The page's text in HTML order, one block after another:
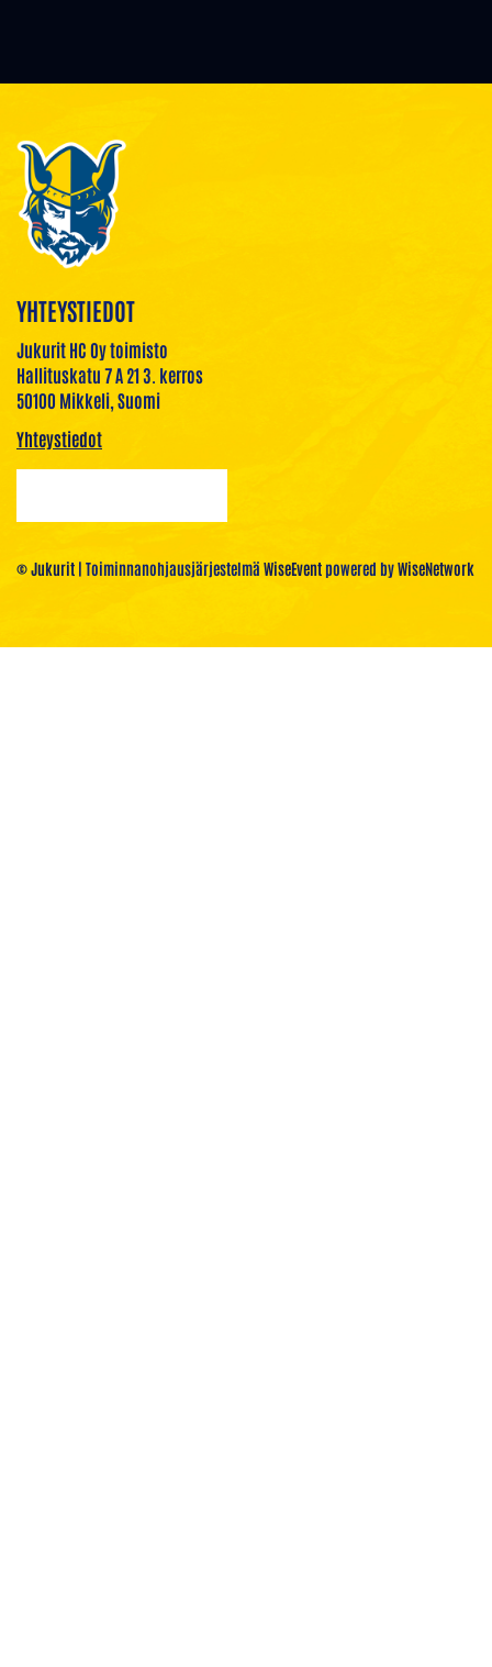
YHTEYSTIEDOT
Jukurit HC Oy toimisto
Hallituskatu 7 A 21 3. kerros
50100 Mikkeli, Suomi
Yhteystiedot
© Jukurit | Toiminnanohjausjärjestelmä WiseEventpowered byWiseNetwork